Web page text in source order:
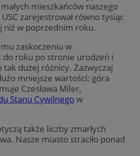
mieszkańców naszego
zarejestrował równo tysiąc
niż w poprzednim roku.
zaskoczeniu w
roku po stronie urodzeń i
tak dużej różnicy. Zazwyczaj
mniejsze wartości: góra
Czesława Miler,
Stanu Cywilnegow
także liczby zmarłych
Nasze miasto straciło ponad